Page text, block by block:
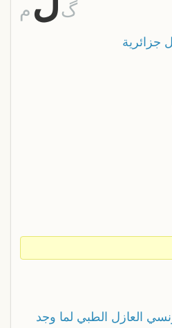
گ م
جزائرية
العازل الطبي لما وجد